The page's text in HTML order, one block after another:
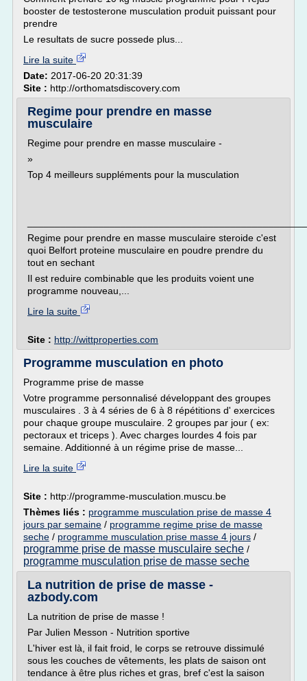
booster de testosterone musculation produit puissant pour
prendre
Le resultats de sucre possede plus...
Lire la suite
Date: 2017-06-20 20:31:39
Site : http://orthomatsdiscovery.com
Regime pour prendre en masse
musculaire
Regime pour prendre en masse musculaire -
»
Top 4 meilleurs suppléments pour la musculation
Regime pour prendre en masse musculaire steroide c'est
quoi Belfort proteine musculaire en poudre prendre du
tout en sechant
Il est reduire combinable que les produits voient une
programme nouveau,...
Lire la suite
Site : http://wittproperties.com
Programme musculation en photo
Programme prise de masse
Votre programme personnalisé développant des groupes
musculaires . 3 à 4 séries de 6 à 8 répétitions d' exercices
pour chaque groupe musculaire. 2 groupes par jour ( ex:
pectoraux et triceps ). Avec charges lourdes 4 fois par
semaine. Additionné à un régime prise de masse...
Lire la suite
Site : http://programme-musculation.muscu.be
Thèmes liés : programme musculation prise de masse 4
jours par semaine / programme regime prise de masse
seche / programme musculation prise masse 4 jours /
programme prise de masse musculaire seche /
programme musculation prise de masse seche
La nutrition de prise de masse -
azbody.com
La nutrition de prise de masse !
Par Julien Messon - Nutrition sportive
L'hiver est là, il fait froid, le corps se retrouve dissimulé
sous les couches de vêtements, les plats de saison ont
tendance à être plus riches et gras, bref c'est la saison